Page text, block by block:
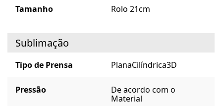
Tamanho Rolo 21cm
Sublimação
Tipo de Prensa PlanaCilíndrica3D
Pressão
De acordo com o
Material